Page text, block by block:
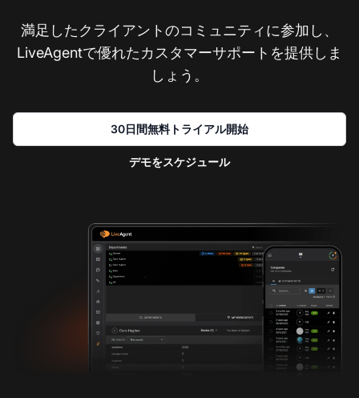
満足したクライアントのコミュニティに参加し、
LiveAgentで優れたカスタマーサポートを提供しま
しょう。
30日間無料トライアル開始
デモをスケジュール